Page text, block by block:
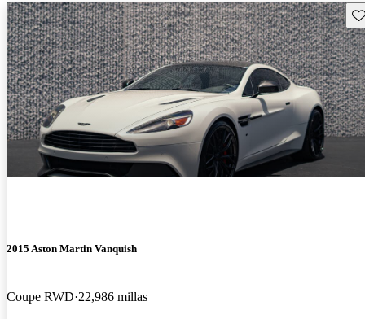
2015 Aston Martin Vanquish
Coupe RWD 22,986 millas